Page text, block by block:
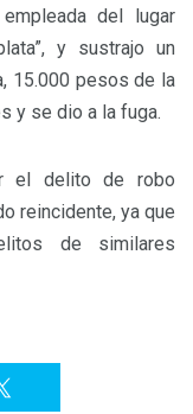
del lugar
y sustrajo un
15.000 pesos de la
y se dio a la fuga.
el delito de robo
reincidente, ya que
de similares